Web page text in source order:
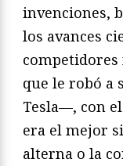
invenciones,
los avances
competidores
que le robó a
Tesla—, con
era el mejor
alterna o la